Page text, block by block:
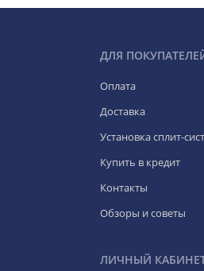
ДЛЯ
Оплата
Доставка
Установка сплит-
Купить в кредит
Контакты
Обзоры и советы
ЛИЧНЫЙ